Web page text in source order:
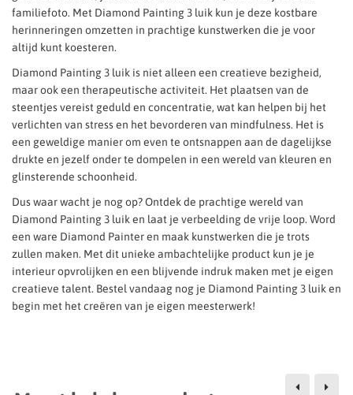
familiefoto. Met Diamond Painting 3 luik kun je deze kostbare
herinneringen omzetten in prachtige kunstwerken die je voor
altijd kunt koesteren.
Diamond Painting 3 luik is niet alleen een creatieve bezigheid,
maar ook een therapeutische activiteit. Het plaatsen van de
steentjes vereist geduld en concentratie, wat kan helpen bij het
verlichten van stress en het bevorderen van mindfulness. Het is
een geweldige manier om even te ontsnappen aan de dagelijkse
drukte en jezelf onder te dompelen in een wereld van kleuren en
glinsterende schoonheid.
Dus waar wacht je nog op? Ontdek de prachtige wereld van
Diamond Painting 3 luik en laat je verbeelding de vrije loop. Word
een ware Diamond Painter en maak kunstwerken die je trots
zullen maken. Met dit unieke ambachtelijke product kun je je
interieur opvrolijken en een blijvende indruk maken met je eigen
creatieve talent. Bestel vandaag nog je Diamond Painting 3 luik en
begin met het creëren van je eigen meesterwerk!